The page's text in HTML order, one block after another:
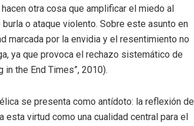
otra cosa que amplificar el miedo al
o ataque violento. Sobre este asunto en
marcada por la envidia y el resentimiento no
ya que provoca el rechazo sistemático de
the End Times”, 2010).
se presenta como antídoto: la reflexión de
virtud como una cualidad central para el